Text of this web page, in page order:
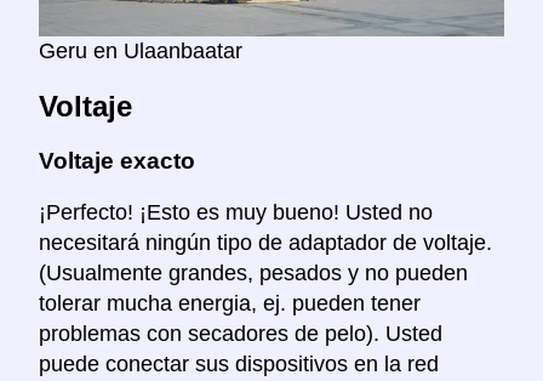
Geru en Ulaanbaatar
Voltaje
Voltaje exacto
¡Perfecto! ¡Esto es muy bueno! Usted no
necesitará ningún tipo de adaptador de voltaje.
(Usualmente grandes, pesados y no pueden
tolerar mucha energia, ej. pueden tener
problemas con secadores de pelo). Usted
puede conectar sus dispositivos en la red